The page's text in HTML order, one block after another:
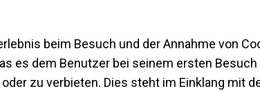
beim Besuch und der Annahme von
es dem Benutzer bei seinem ersten
zu verbieten. Dies steht im Einklang mit